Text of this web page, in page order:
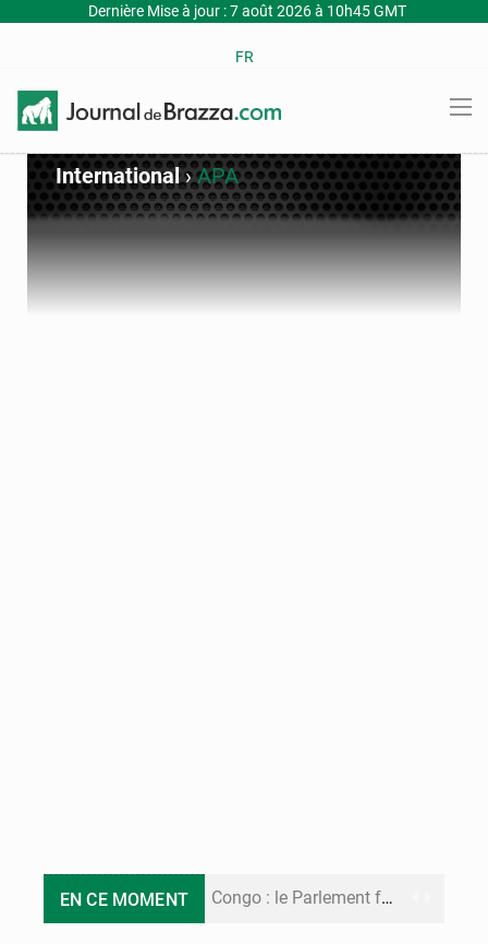
Dernière Mise à jour : 7 août 2026 à 10h45 GMT
FR
International›APA
EN CE MOMENT Congo : le Parlement formule 28 recommandations sur le Cadre budgétaire 2027-2029